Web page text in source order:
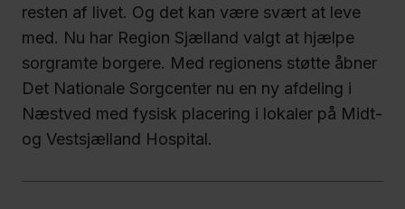
resten af livet. Og det kan være svært at leve
med. Nu har Region Sjælland valgt at hjælpe
sorgramte borgere. Med regionens støtte åbner
Det Nationale Sorgcenter nu en ny afdeling i
Næstved med fysisk placering i lokaler på Midt-
og Vestsjælland Hospital.